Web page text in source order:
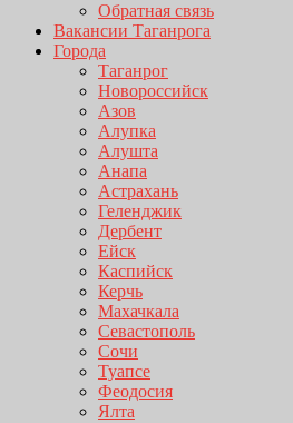
Обратная связь
Вакансии Таганрога
Города
Таганрог
Новороссийск
Азов
Алупка
Алушта
Анапа
Астрахань
Геленджик
Дербент
Ейск
Каспийск
Керчь
Махачкала
Севастополь
Сочи
Туапсе
Феодосия
Ялта